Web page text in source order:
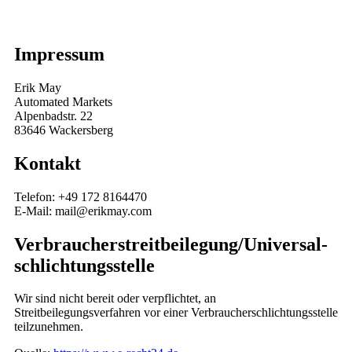
Impressum
Erik May
Automated Markets
Alpenbadstr. 22
83646 Wackersberg
Kontakt
Telefon: +49 172 8164470
E-Mail: mail@erikmay.com
Verbraucher­streit­beilegung/Universal­
schlichtungs­stelle
Wir sind nicht bereit oder verpflichtet, an
Streitbeilegungsverfahren vor einer Verbraucherschlichtungsstelle
teilzunehmen.